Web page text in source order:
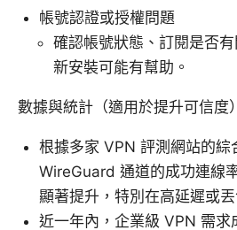
帳號認證或授權問題
確認帳號狀態、訂閱是否
新安裝可能有幫助。
數據與統計（適用於提升可信度）
根據多家 VPN 評測網站的綜
WireGuard 通道的成功連線
顯著提升，特別在高延遲或
近一年內，企業級 VPN 需求